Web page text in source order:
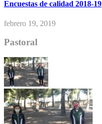
Encuestas de calidad 2018-19
febrero 19, 2019
Pastoral